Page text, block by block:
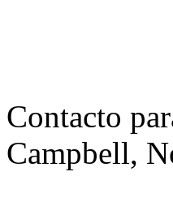
Contacto
Campbell,